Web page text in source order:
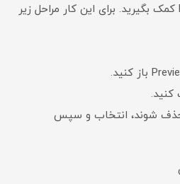
می‌توانید از برنامه‌ی Preview کمک بگیرید. برای این کار مراحل زیر
شوند، انتخاب و سپس